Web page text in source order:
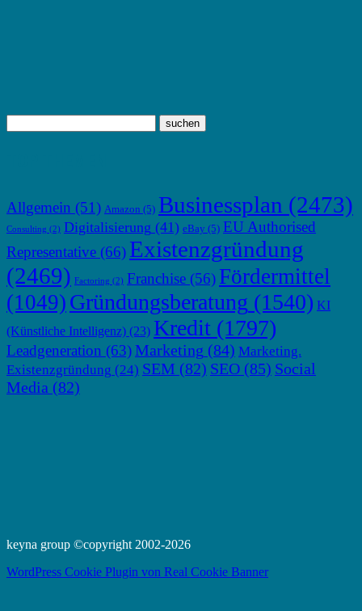
Allgemein (51) Amazon (5) Businessplan (2473)
Consulting (2) Digitalisierung (41) eBay (5) EU Authorised
Representative (66) Existenzgründung
(2469) Factoring (2) Franchise (56) Fördermittel
(1049) Gründungsberatung (1540) KI
(Künstliche Intelligenz) (23) Kredit (1797)
Leadgeneration (63)Marketing (84) Marketing.
Existenzgründung (24) SEM (82) SEO (85) Social
Media (82)
keyna group ©copyright 2002-2026
WordPress Cookie Plugin von Real Cookie Banner